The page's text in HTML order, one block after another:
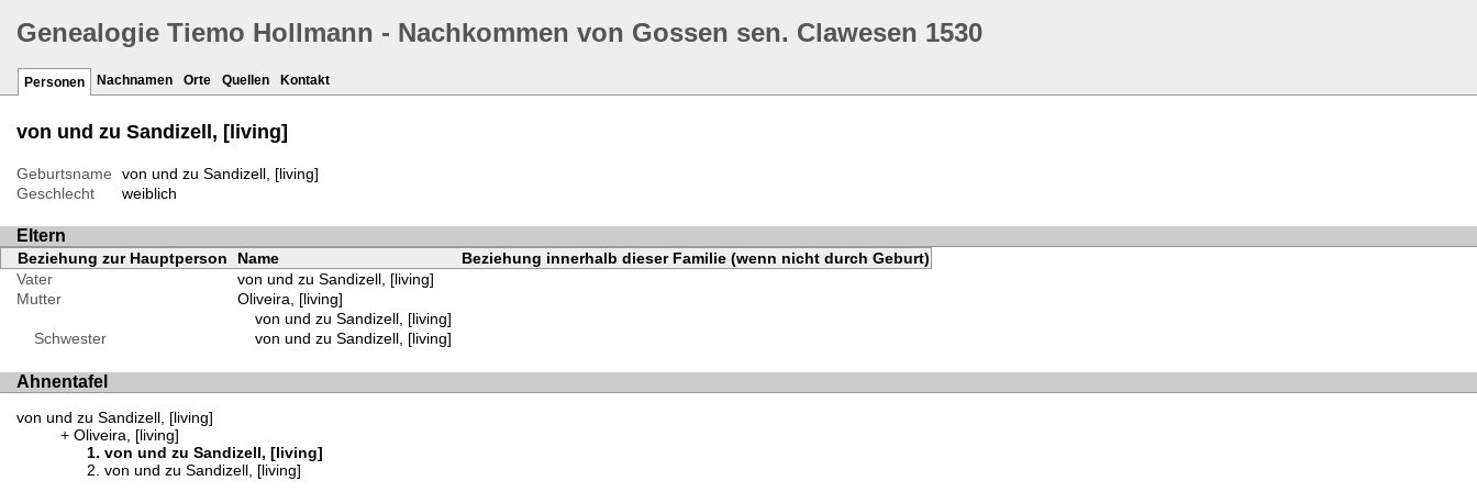
Genealogie Tiemo Hollmann - Nachkommen von Gossen sen. Clawesen 1530
Personen Nachnamen Orte Quellen Kontakt
von und zu Sandizell, [living]
Geburtsname
von und zu Sandizell, [living]
Geschlecht
weiblich
Eltern
Beziehung zur Hauptperson Name
Beziehung innerhalb dieser Familie (wenn nicht durch Geburt)
Vater
von und zu Sandizell, [living]
Mutter
Oliveira, [living]
von und zu Sandizell, [living]
Schwester
von und zu Sandizell, [living]
Ahnentafel
von und zu Sandizell, [living]
Oliveira, [living]
von und zu Sandizell, [living]
von und zu Sandizell, [living]